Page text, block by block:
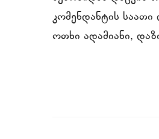
კომენდანტის
ოთხი ადამიანი,